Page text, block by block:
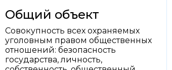
Общий объект
Совокупность всех охраняемых
уголовным правом общественных
отношений: безопасность
государства, личность,